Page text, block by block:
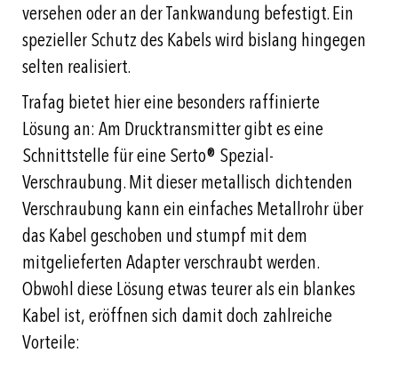
versehen oder an der Tankwandung befestigt. Ein
spezieller Schutz des Kabels wird bislang hingegen
selten realisiert.
Trafag bietet hier eine besonders raffinierte
Lösung an: Am Drucktransmitter gibt es eine
Schnittstelle für eine Serto® Spezial-
Verschraubung. Mit dieser metallisch dichtenden
Verschraubung kann ein einfaches Metallrohr über
das Kabel geschoben und stumpf mit dem
mitgelieferten Adapter verschraubt werden.
Obwohl diese Lösung etwas teurer als ein blankes
Kabel ist, eröffnen sich damit doch zahlreiche
Vorteile: